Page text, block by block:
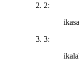
2:
3: